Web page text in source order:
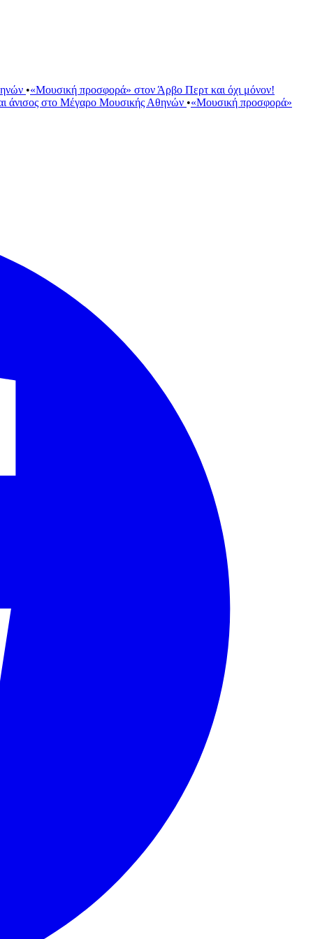
•«Μουσική προσφορά» στον Άρβο Περτ και όχι μόνον!
άνισος στο Μέγαρο Μουσικής Αθηνών •«Μουσική προσφορά»